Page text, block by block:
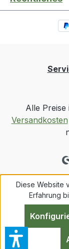
Alle
Versandkosten
Diese Website
Erfahrung